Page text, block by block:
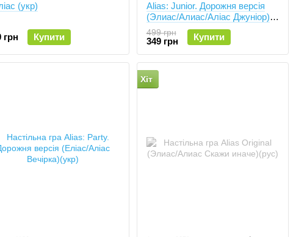
(укр)
грн Купити
Alias: Junior. Дорожня версія
(Элиас/Алиас/Аліас Джуніор)
(укр)
499 грн
349 грн Купити
Хіт